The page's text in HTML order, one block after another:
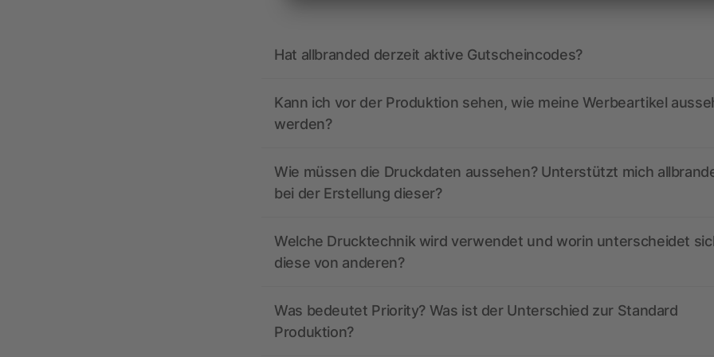
Hat allbranded derzeit aktive Gutscheincodes?
Kann ich vor der Produktion sehen, wie meine Werbeartikel
werden?
Wie müssen die Druckdaten aussehen? Unterstützt mich
bei der Erstellung dieser?
Welche Drucktechnik wird verwendet und worin unterscheidet
diese von anderen?
Was bedeutet Priority? Was ist der Unterschied zur Standard
Produktion?